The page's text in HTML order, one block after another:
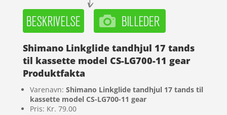
Shimano Linkglide tandhjul 17 tands
til kassette model CS-LG700-11 gear
Produktfakta
Varenavn: Shimano Linkglide tandhjul 17 tands til
kassette model CS-LG700-11 gear
Pris: Kr. 79.00